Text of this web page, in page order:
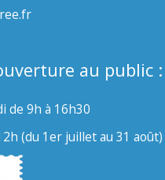
au public :
de 9h à 16h30
(du 1er juillet au 31 août)